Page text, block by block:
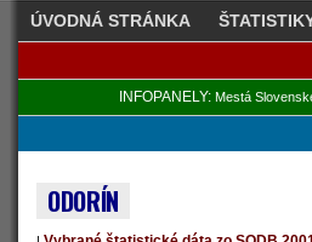
ÚVODNÁ STRÁNKA
INFOPANELY: Mestá
ODORÍN